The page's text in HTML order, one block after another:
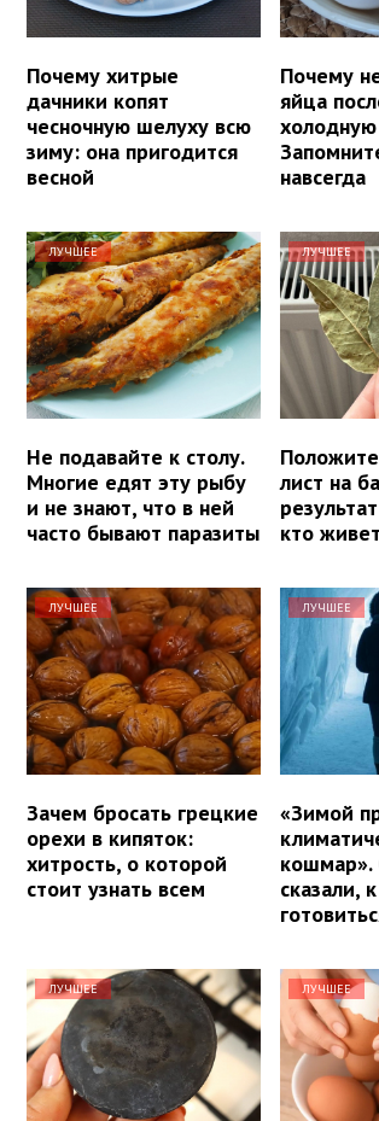
Почему хитрые
дачники копят
чесночную шелуху всю
зиму: она пригодится
весной
Почему
яйца
навсегда
ЛУЧШЕЕ
Не подавайте к столу.
Многие едят эту рыбу
и не знают, что в ней
часто бывают паразиты
ЛУЧШЕЕ
лист на
кто
ЛУЧШЕЕ
Зачем бросать грецкие
орехи в кипяток:
хитрость, о которой
стоит узнать всем
ЛУЧШЕЕ
«Зимой
кошмар».
сказали,
ЛУЧШЕЕ ЛУЧШЕЕ